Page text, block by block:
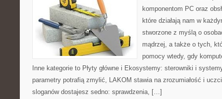
komponentom PC oraz
które działają nam w
stworzone z myślą o
mądrzej, a także o tych,
pomocy wtedy, gdy
Inne kategorie to Płyty główne i Ekosystemy: sterowniki i
parametry potrafią zmylić, LAKOM stawia na zrozumiałość i
sloganów dostajesz sedno: sprawdzenia, […]